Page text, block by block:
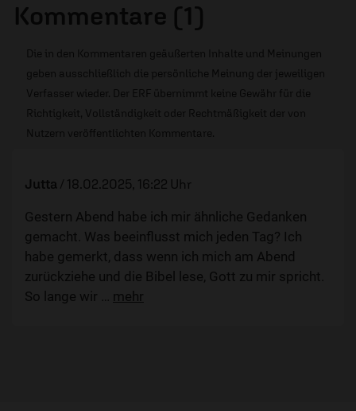
Kommentare (1)
Die in den Kommentaren geäußerten Inhalte und Meinungen
geben ausschließlich die persönliche Meinung der jeweiligen
Verfasser wieder. Der ERF übernimmt keine Gewähr für die
Richtigkeit, Vollständigkeit oder Rechtmäßigkeit der von
Nutzern veröffentlichten Kommentare.
Jutta / 18.02.2025, 16:22 Uhr
Gestern Abend habe ich mir ähnliche Gedanken
gemacht. Was beeinflusst mich jeden Tag? Ich
habe gemerkt, dass wenn ich mich am Abend
zurückziehe und die Bibel lese, Gott zu mir spricht.
So lange wir
… mehr